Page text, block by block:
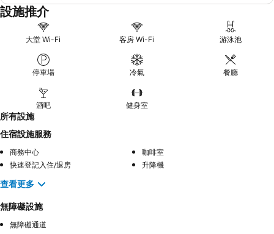
設施推介
大堂 Wi-Fi 客房 Wi-Fi 游泳池
停車場 冷氣 餐廳
酒吧 健身室
所有設施
住宿設施服務
商務中心
咖啡室
快速登記入住/退房
升降機
查看更多
無障礙設施
無障礙通道